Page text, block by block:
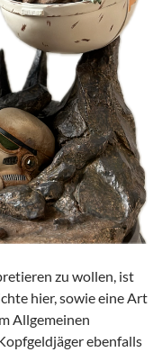
zu wollen, ist
hier, sowie eine Art
Allgemeinen
ebenfalls